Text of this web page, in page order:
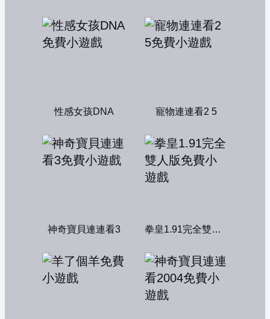
性感女孩DNA 寵物連連看2 5
神奇寶貝連連看3 拳皇1.91完全雙人版